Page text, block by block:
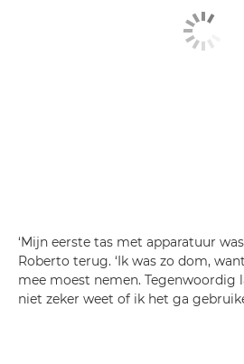
‘Mijn eerste tas met apparatuur
Roberto terug. ‘Ik was zo dom,
mee moest nemen. Tegenwoordig
niet zeker weet of ik het ga